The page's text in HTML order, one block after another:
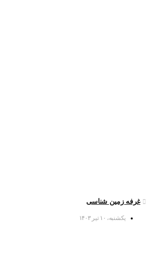
غرفه زمین شناسی
یکشنبه، ۱۰ تیر ۱۴۰۳